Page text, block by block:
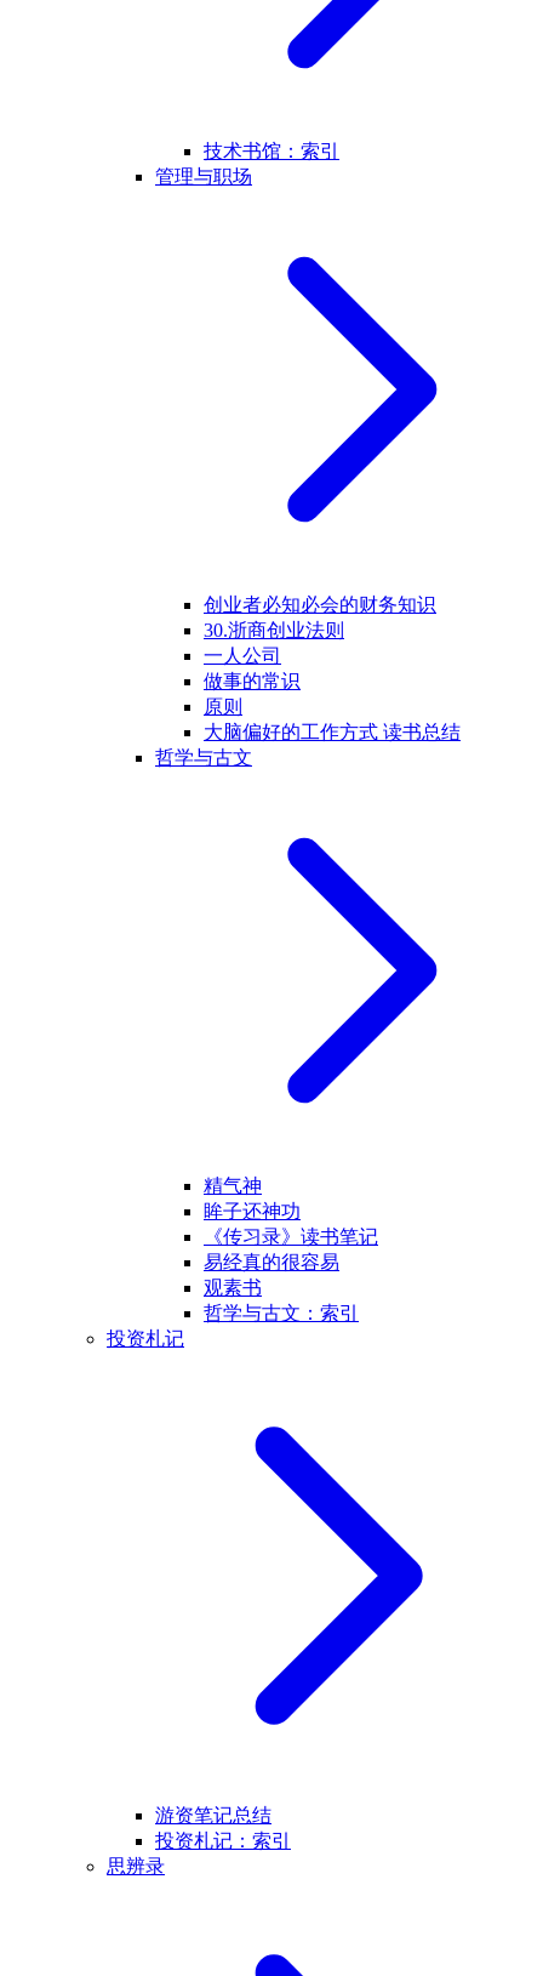
技术书馆：索引
管理与职场
创业者必知必会的财务知识
30.浙商创业法则
一人公司
做事的常识
原则
大脑偏好的工作方式 读书总结
哲学与古文
精气神
眸子还神功
《传习录》读书笔记
易经真的很容易
观素书
哲学与古文：索引
投资札记
游资笔记总结
投资札记：索引
思辨录